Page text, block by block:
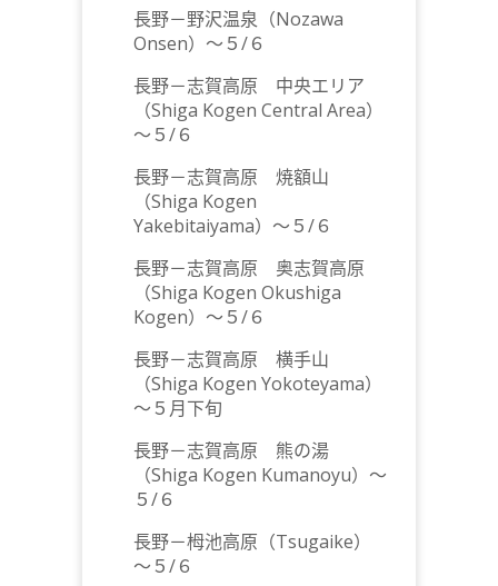
長野－野沢温泉（Nozawa
Onsen）～５/６
長野－志賀高原 中央エリア
（Shiga Kogen Central Area）
～５/６
長野－志賀高原 焼額山
（Shiga Kogen
Yakebitaiyama）～５/６
長野－志賀高原 奥志賀高原
（Shiga Kogen Okushiga
Kogen）～５/６
長野－志賀高原 横手山
（Shiga Kogen Yokoteyama）
～５月下旬
長野－志賀高原 熊の湯
（Shiga Kogen Kumanoyu）～
５/６
長野－栂池高原（Tsugaike）
～５/６